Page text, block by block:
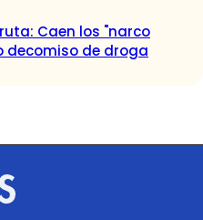
Caen los "narco
decomiso de droga